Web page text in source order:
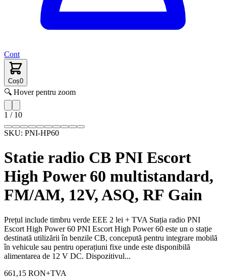
Cont
Coș0
🔍 Hover pentru zoom
1 / 10
SKU: PNI-HP60
Statie radio CB PNI Escort
High Power 60 multistandard,
FM/AM, 12V, ASQ, RF Gain
Prețul include timbru verde EEE 2 lei + TVA Stația radio PNI
Escort High Power 60 PNI Escort High Power 60 este un o stație
destinată utilizării în benzile CB, concepută pentru integrare mobilă
în vehicule sau pentru operațiuni fixe unde este disponibilă
alimentarea de 12 V DC. Dispozitivul...
661,15 RON+TVA